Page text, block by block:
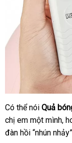
100
cân
lắp
đặt
“Quả
thần
chị
em
tại
nhà
những
lúc
cô
Quả
bóng
nhận
được
Có thể nói Quả
chị em một mình,
đàn hồi “nhún nhảy”